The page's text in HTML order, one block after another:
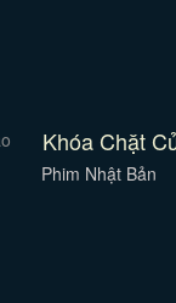
Khóa Chặt
Phim Nhật Bản